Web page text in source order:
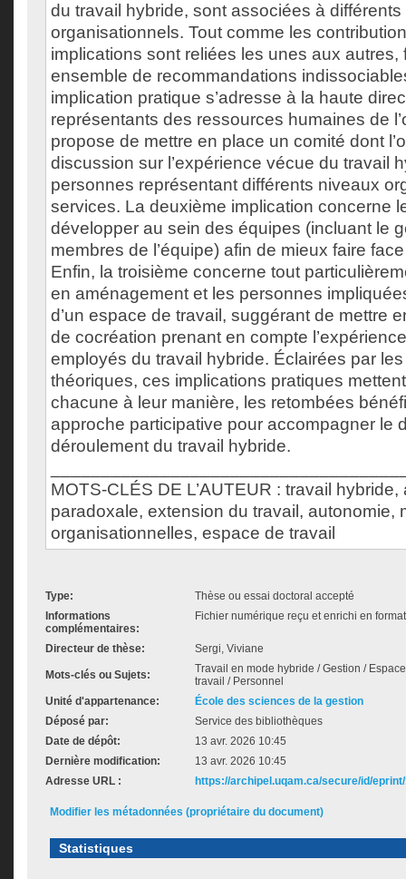
du travail hybride, sont associées à
organisationnels. Tout comme les
implications sont reliées les unes aux autres,
ensemble de recommandations
implication pratique s’adresse à la haute
représentants des ressources humaines de
propose de mettre en place un comité dont
discussion sur l’expérience vécue du travail
personnes représentant différents niveaux
services. La deuxième implication concerne
développer au sein des équipes (incluant le
membres de l’équipe) afin de mieux faire
Enfin, la troisième concerne tout
en aménagement et les personnes
d’un espace de travail, suggérant de mettre
de cocréation prenant en compte
employés du travail hybride. Éclairées par
théoriques, ces implications pratiques
chacune à leur manière, les retombées
approche participative pour accompagner le
déroulement du travail hybride.
MOTS-CLÉS DE L’AUTEUR : travail
paradoxale, extension du travail, autonomie,
organisationnelles, espace de travail
Type:
Thèse ou essai doctoral accepté
Informations
complémentaires:
Fichier numérique reçu et enrichi en
Directeur de thèse: Sergi, Viviane
Mots-clés ou Sujets:
Travail en mode hybride / Gestion /
travail / Personnel
Unité d'appartenance:
École des sciences de la gestion
Déposé par:
Service des bibliothèques
Date de dépôt:
13 avr. 2026 10:45
Dernière modification:
13 avr. 2026 10:45
Adresse URL :
https://archipel.uqam.ca/secure/id/
Modifier les métadonnées (propriétaire du document)
Statistiques